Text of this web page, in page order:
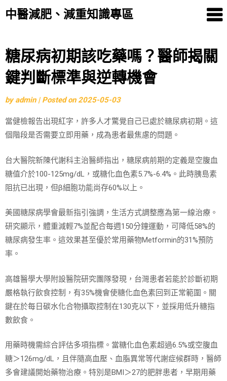
中醫減肥、減重知識專區
Skip
to
content
糖尿病初期該吃藥嗎？醫師揭關
鍵判斷標準與逆轉機會
byadmin | Posted on2025-05-03
當健檢報告出現紅字，許多人才驚覺自己已處於糖尿病初期。這
個階段是否需要立即用藥，成為患者最焦慮的問題。
台大醫院新陳代謝科主治醫師指出，糖尿病前期的定義是空腹血
糖值介於100-125mg/dL，或糖化血色素5.7%-6.4%。此時胰島素
阻抗已出現，但β細胞功能尚存60%以上。
美國糖尿病學會最新指引強調，生活方式調整應為第一線治療。
研究顯示，體重減輕7%並配合每週150分鐘運動，可降低58%的
糖尿病發生率。這效果甚至優於常用藥物Metformin的31%預防
率。
高雄醫學大學附設醫院研究團隊發現，台灣患者若能於診斷初期
嚴格執行飲食控制，有35%機會使糖化血色素回到正常範圍。關
鍵在於每日碳水化合物攝取控制在130克以下，並採用低升糖指
數飲食。
用藥時機需綜合評估多項指標。當糖化血色素超過6.5%或空腹血
糖＞126mg/dL，且伴隨高血壓、血脂異常等代謝症候群時，醫師
多會建議開始藥物治療。特別是BMI＞27的肥胖患者，早期用藥